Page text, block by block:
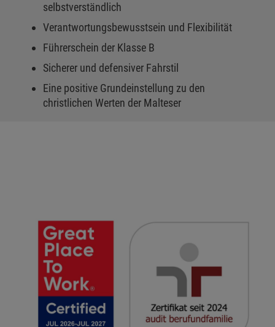
selbstverständlich
Verantwortungsbewusstsein und Flexibilität
Führerschein der Klasse B
Sicherer und defensiver Fahrstil
Eine positive Grundeinstellung zu den
christlichen Werten der Malteser